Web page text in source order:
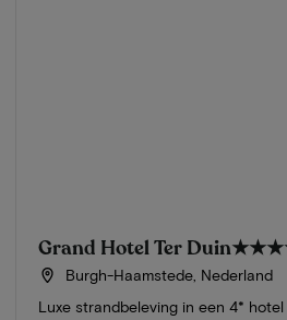
Grand Hotel Ter Duin
Burgh-Haamstede, Nederland
Luxe strandbeleving in een 4*